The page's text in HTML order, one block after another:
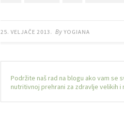
25. VELJAČE 2013. By YOGIANA
Podržite naš rad na blogu ako vam se
nutritivnoj prehrani za zdravlje velikih